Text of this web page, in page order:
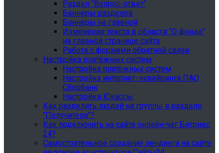
Раздел "Вопрос-ответ"
Баннеры разделов
Баннеры на главной
Изменение текста в области "О фонде"
на главной странице сайта
Работа с формами обратной связи
Настройка платёжных систем
Настройка платёжных систем
Настройка интернет-эквайринга ПАО
Сбербанк
Настройки Юкассы
Как разделить людей на группы в разделе
"Получатели"?
Как подключить на сайте онлайн-чат Битрикс
24?
Самостоятельное создание лендинга на сайте